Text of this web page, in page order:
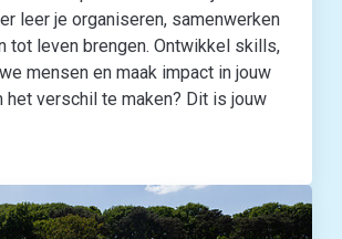
leer je organiseren, samenwerken
tot leven brengen. Ontwikkel skills,
mensen en maak impact in jouw
het verschil te maken? Dit is jouw